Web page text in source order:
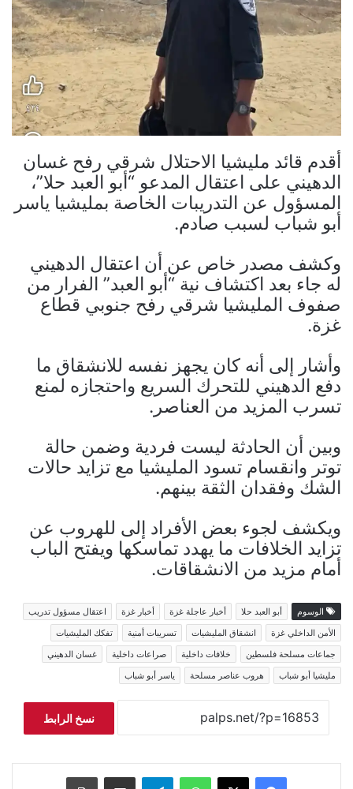
أقدم قائد مليشيا الاحتلال شرقي رفح غسان
الدهيني على اعتقال المدعو “أبو العبد حلا”،
المسؤول عن التدريبات الخاصة بمليشيا ياسر
أبو شباب لسبب صادم.
وكشف مصدر خاص عن أن اعتقال الدهيني
له جاء بعد اكتشاف نية “أبو العبد” الفرار من
صفوف المليشيا شرقي رفح جنوبي قطاع
غزة.
وأشار إلى أنه كان يجهز نفسه للانشقاق ما
دفع الدهيني للتحرك السريع واحتجازه لمنع
تسرب المزيد من العناصر.
وبين أن الحادثة ليست فردية وضمن حالة
توتر وانقسام تسود المليشيا مع تزايد حالات
الشك وفقدان الثقة بينهم.
ويكشف لجوء بعض الأفراد إلى للهروب عن
تزايد الخلافات ما يهدد تماسكها ويفتح الباب
أمام مزيد من الانشقاقات.
الوسوم أبو العبد حلا أخبار عاجلة غزة أخبار غزة
اعتقال مسؤول تدريب
الأمن الداخلي غزة
انشقاق المليشيات تسريبات أمنية
تفكك المليشيات
جماعات مسلحة فلسطين
خلافات داخلية صراعات داخلية
غسان الدهيني
مليشيا أبو شباب
هروب عناصر مسلحة ياسر أبو شباب
نسخ الرابط
فيسبوك ‫X واتساب تيلقرام مشاركة عبر البريد طباعة